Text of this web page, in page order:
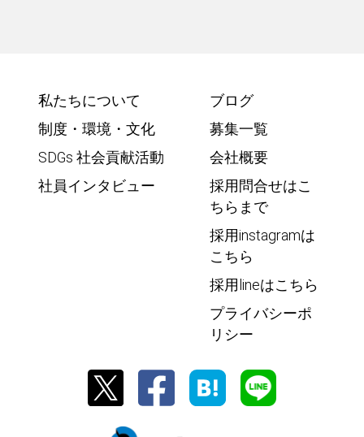
私たちについて
制度・環境・文化
SDGs 社会貢献活動
社員インタビュー
ブログ
募集一覧
会社概要
採用問合せはこ
ちらまで
採用instagramは
こちら
採用lineはこちら
プライバシーポ
リシー